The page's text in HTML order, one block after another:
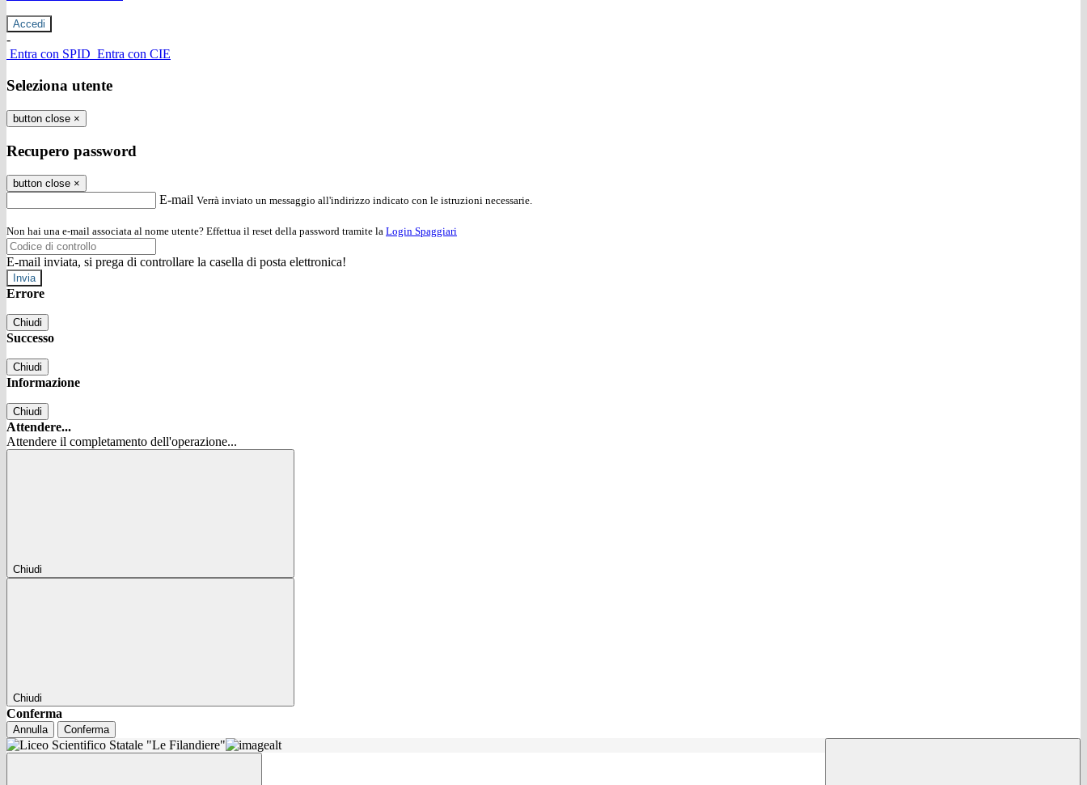
-
Entra con SPID Entra con CIE
Seleziona utente
button close ×
Recupero password
button close ×
E-mail Verrà inviato un messaggio all'indirizzo indicato con le istruzioni necessarie.
Non hai una e-mail associata al nome utente? Effettua il reset della password tramite la Login Spaggiari
E-mail inviata, si prega di controllare la casella di posta elettronica!
Errore
Chiudi
Successo
Chiudi
Informazione
Chiudi
Attendere...
Attendere il completamento dell'operazione...
Chiudi
Chiudi
Conferma
Annulla Conferma